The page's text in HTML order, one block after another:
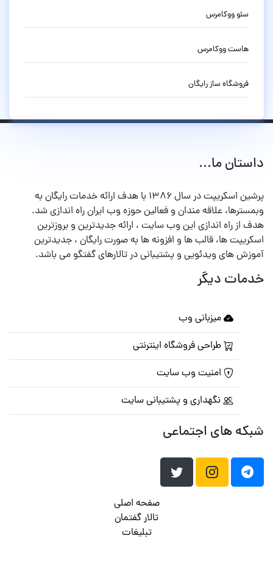
سئو ووکامرس
هاست ووکامرس
فروشگاه ساز رایگان
داستان ما...
پرشین اسکریپت در سال ۱۳۸۶ با هدف ارائه خدمات رایگان به
وبمسترها، علاقه مندان و فعالین حوزه وب ایران راه اندازی شد.
هدف از راه اندازی این وب سایت ، ارائه جدیدترین و بروزترین
اسکریپت ها، قالب ها و افزونه ها به صورت رایگان ، جدیدترین
آموزش های ویدئویی و پشتیبانی در تالارهای گفتگو می باشد.
خدمات دیگر
میزبانی وب
طراحی فروشگاه اینترنتی
امنیت وب سایت
نگهداری و پشتیبانی سایت
شبکه های اجتماعی
صفحه اصلی
تالار گفتمان
تبلیغات